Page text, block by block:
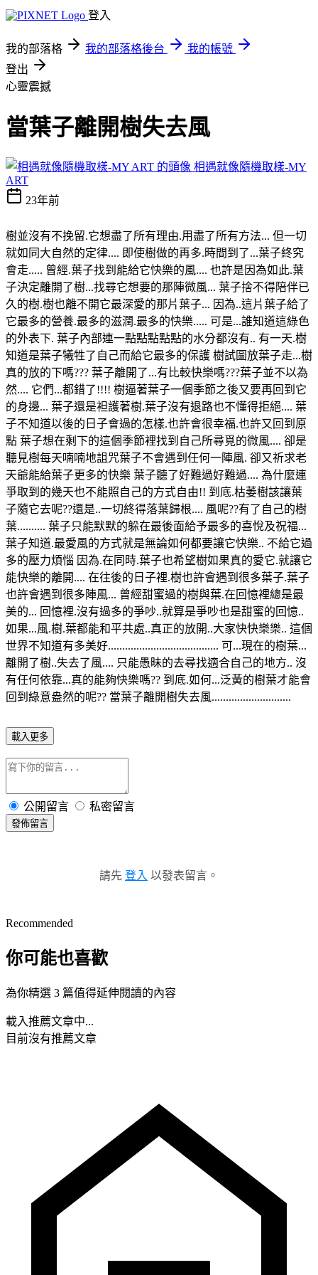
登入
我的部落格 我的部落格後台
我的帳號
登出
心靈震撼
當葉子離開樹失去風
相遇就像隨機取樣-MY
ART
23年前
樹並沒有不挽留.它想盡了所有理由.用盡了所有方法... 但一切
就如同大自然的定律.... 即使樹做的再多.時間到了...葉子終究
會走..... 曾經.葉子找到能給它快樂的風.... 也許是因為如此.葉
子決定離開了樹...找尋它想要的那陣微風... 葉子捨不得陪伴已
久的樹.樹也離不開它最深愛的那片葉子... 因為..這片葉子給了
它最多的營養.最多的滋潤.最多的快樂..... 可是...誰知道這綠色
的外表下. 葉子內部連一點點點點點的水分都沒有.. 有一天.樹
知道是葉子犧牲了自己而給它最多的保護 樹試圖放葉子走...樹
真的放的下嗎??? 葉子離開了...有比較快樂嗎???葉子並不以為
然.... 它們...都錯了!!!! 樹逼著葉子一個季節之後又要再回到它
的身邊... 葉子還是袒護著樹.葉子沒有退路也不懂得拒絕.... 葉
子不知道以後的日子會過的怎樣.也許會很幸福.也許又回到原
點 葉子想在剩下的這個季節裡找到自己所尋覓的微風.... 卻是
聽見樹每天喃喃地詛咒葉子不會遇到任何一陣風. 卻又祈求老
天爺能給葉子更多的快樂 葉子聽了好難過好難過.... 為什麼連
爭取到的幾天也不能照自己的方式自由!! 到底.枯萎樹該讓葉
子隨它去呢??還是..一切終得落葉歸根.... 風呢??有了自己的樹
葉.......... 葉子只能默默的躲在最後面給予最多的喜悅及祝福...
葉子知道.最愛風的方式就是無論如何都要讓它快樂.. 不給它過
多的壓力煩惱 因為.在同時.葉子也希望樹如果真的愛它.就讓它
能快樂的離開.... 在往後的日子裡.樹也許會遇到很多葉子.葉子
也許會遇到很多陣風... 曾經甜蜜過的樹與葉.在回憶裡總是最
美的... 回憶裡.沒有過多的爭吵..就算是爭吵也是甜蜜的回憶..
如果...風.樹.葉都能和平共處..真正的放開..大家快快樂樂.. 這個
世界不知道有多美好....................................... 可...現在的樹葉...
離開了樹..失去了風.... 只能愚昧的去尋找適合自己的地方.. 沒
有任何依靠...真的能夠快樂嗎?? 到底.如何...泛黃的樹葉才能會
回到綠意盎然的呢?? 當葉子離開樹失去風............................
載入更多
公開留言 私密留言
發佈留言
請先 登入 以發表留言。
Recommended
你可能也喜歡
為你精選 3 篇值得延伸閱讀的內容
載入推薦文章中...
目前沒有推薦文章